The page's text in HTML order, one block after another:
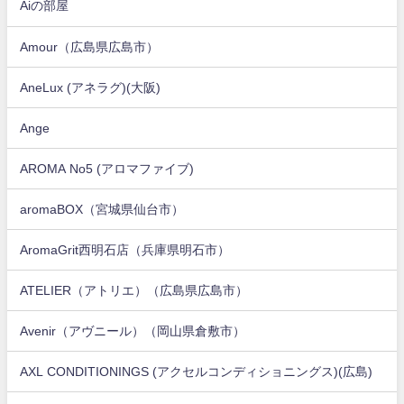
Aiの部屋
Amour（広島県広島市）
AneLux (アネラグ)(大阪)
Ange
AROMA No5 (アロマファイブ)
aromaBOX（宮城県仙台市）
AromaGrit西明石店（兵庫県明石市）
ATELIER（アトリエ）（広島県広島市）
Avenir（アヴニール）（岡山県倉敷市）
AXL CONDITIONINGS (アクセルコンディショニングス)(広島)